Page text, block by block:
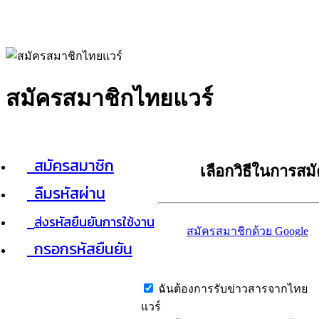
สมัครสมาชิกไทยแวร์
สมัครสมาชิก
ลืมรหัสผ่าน
ส่งรหัสยืนยันการใช้งาน
กรอกรหัสยืนยัน
เลือกวิธีในการส
สมัครสมาชิกด้วย Google
ฉันต้องการรับข่าวสารจากไทย
แวร์